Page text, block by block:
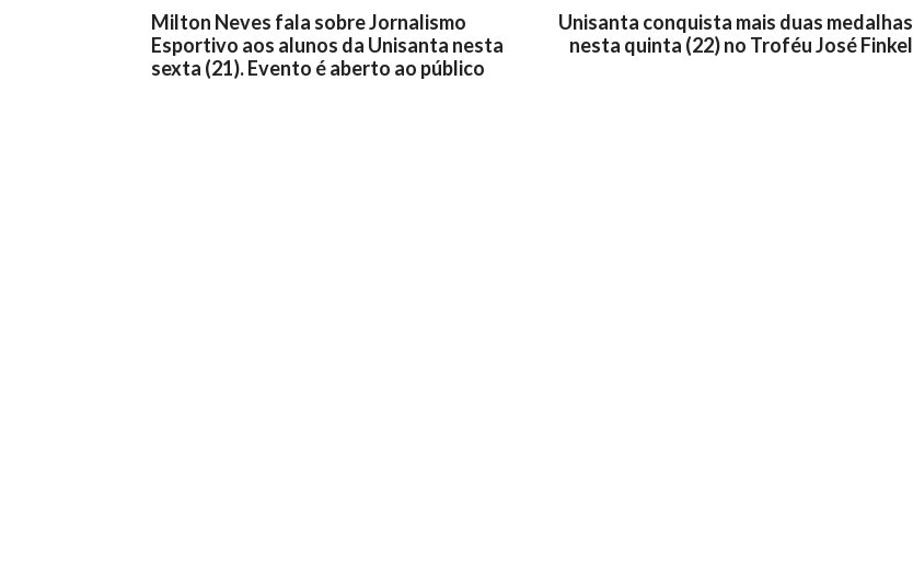
Milton Neves fala sobre Jornalismo
Esportivo aos alunos da Unisanta nesta
sexta (21). Evento é aberto ao público
Unisanta conquista mais duas medalhas
nesta quinta (22) no Troféu José Finkel